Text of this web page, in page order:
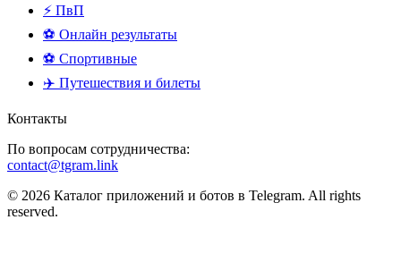
⚡ ПвП
⚽ Онлайн результаты
⚽ Спортивные
✈️ Путешествия и билеты
Контакты
По вопросам сотрудничества:
contact@tgram.link
© 2026 Каталог приложений и ботов в Telegram. All rights
reserved.